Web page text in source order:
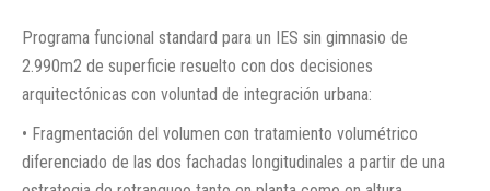
Programa funcional standard para un IES sin gimnasio de
2.990m2 de superficie resuelto con dos decisiones
arquitectónicas con voluntad de integración urbana:
• Fragmentación del volumen con tratamiento volumétrico
diferenciado de las dos fachadas longitudinales a partir de una